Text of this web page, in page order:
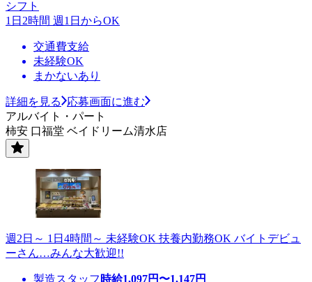
シフト
1日2時間 週1日からOK
交通費支給
未経験OK
まかないあり
詳細を見る
応募画面に進む
アルバイト・パート
柿安 口福堂 ベイドリーム清水店
週2日～ 1日4時間～ 未経験OK 扶養内勤務OK バイトデビュ
ーさん…みんな大歓迎!!
製造スタッフ 時給1,097円〜1,147円